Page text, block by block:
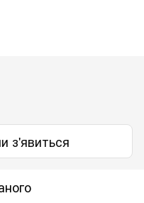
з'явиться